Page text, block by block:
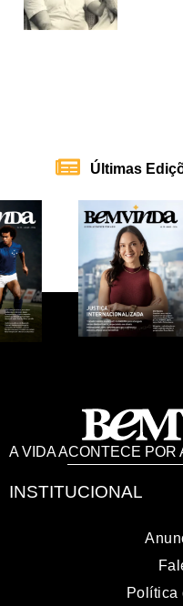
Últimas
A VIDA ACONTECE POR
INSTITUCIONAL
Política